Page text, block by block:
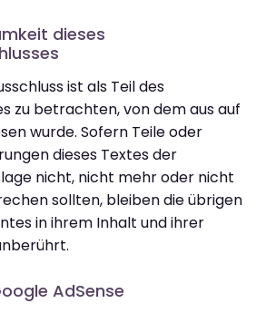
dieses
ist als Teil des
zu betrachten, von dem aus auf
wurde. Sofern Teile oder
dieses Textes der
nicht, nicht mehr oder nicht
sollten, bleiben die übrigen
in ihrem Inhalt und ihrer
AdSense